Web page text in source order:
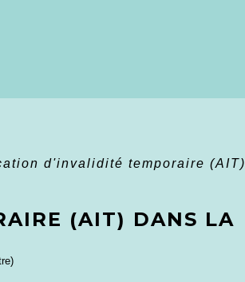
d'invalidité temporaire (AIT)
(AIT) DANS LA